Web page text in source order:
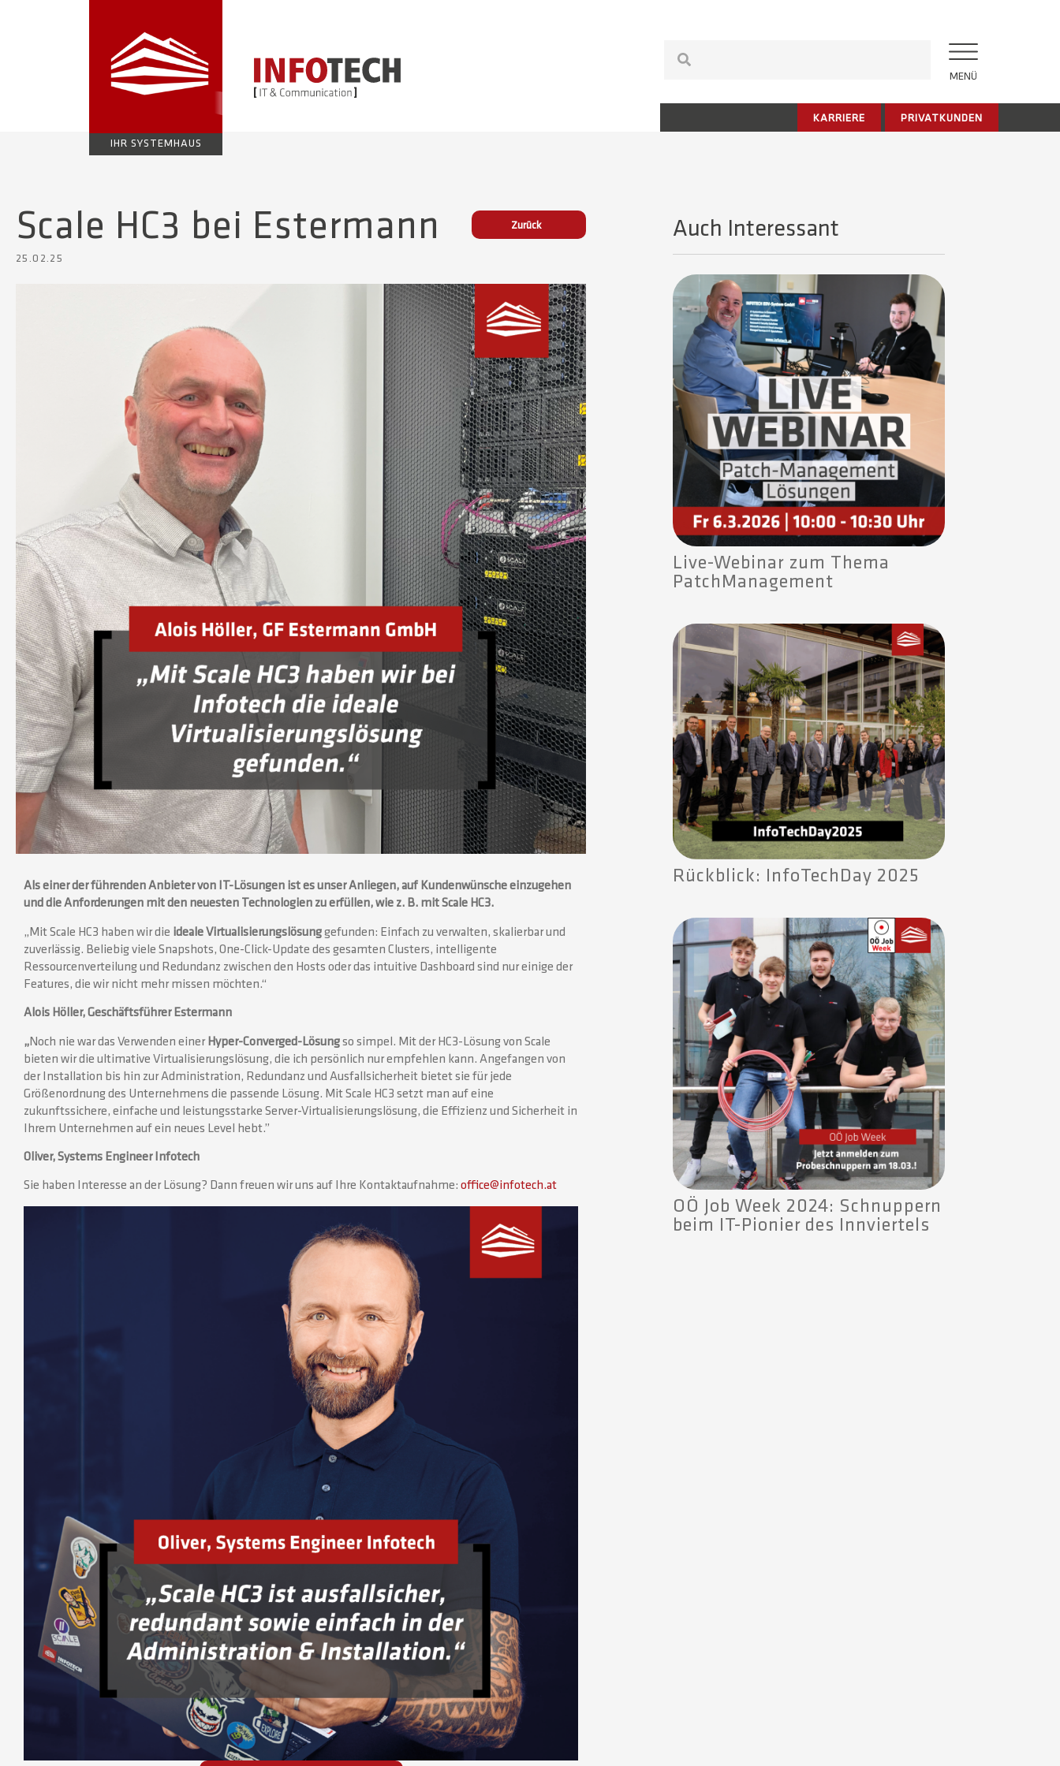
IHR SYSTEMHAUS
MENÜ
KARRIERE PRIVATKUNDEN
Scale HC3 bei Estermann
25.02.25
Zurück
Als einer der führenden Anbieter von IT-Lösungen ist es unser Anliegen, auf Kundenwünsche einzugehen
und die Anforderungen mit den neuesten Technologien zu erfüllen, wie z. B. mit Scale HC3.
„Mit Scale HC3 haben wir die ideale Virtualisierungslösunggefunden: Einfach zu verwalten, skalierbar und
zuverlässig. Beliebig viele Snapshots, One-Click-Update des gesamten Clusters, intelligente
Ressourcenverteilung und Redundanz zwischen den Hosts oder das intuitive Dashboard sind nur einige der
Features, die wir nicht mehr missen möchten.“
Alois Höller, Geschäftsführer Estermann
„Noch nie war das Verwenden einer Hyper-Converged-Lösungso simpel. Mit der HC3-Lösung von Scale
bieten wir die ultimative Virtualisierungslösung, die ich persönlich nur empfehlen kann. Angefangen von
der Installation bis hin zur Administration, Redundanz und Ausfallsicherheit bietet sie für jede
Größenordnung des Unternehmens die passende Lösung. Mit Scale HC3 setzt man auf eine
zukunftssichere, einfache und leistungsstarke Server-Virtualisierungslösung, die Effizienz und Sicherheit in
Ihrem Unternehmen auf ein neues Level hebt.”
Oliver, Systems Engineer Infotech
Sie haben Interesse an der Lösung? Dann freuen wir uns auf Ihre Kontaktaufnahme: office@infotech.at
Auch Interessant​
Live-Webinar zum Thema
PatchManagement
Rückblick: InfoTechDay 2025
OÖ Job Week 2024: Schnuppern
beim IT-Pionier des Innviertels